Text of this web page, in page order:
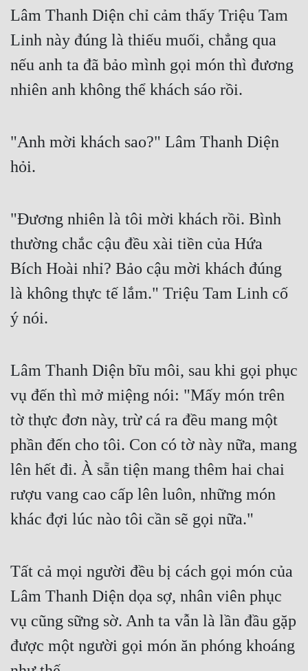
Lâm Thanh Diện chỉ cảm thấy Triệu Tam
Linh này đúng là thiếu muối, chẳng qua
nếu anh ta đã bảo mình gọi món thì đương
nhiên anh không thể khách sáo rồi.
"Anh mời khách sao?" Lâm Thanh Diện
hỏi.
"Đương nhiên là tôi mời khách rồi. Bình
thường chắc cậu đều xài tiền của Hứa
Bích Hoài nhỉ? Bảo cậu mời khách đúng
là không thực tế lắm." Triệu Tam Linh cố
ý nói.
Lâm Thanh Diện bĩu môi, sau khi gọi phục
vụ đến thì mở miệng nói: "Mấy món trên
tờ thực đơn này, trừ cá ra đều mang một
phần đến cho tôi. Con có tờ này nữa, mang
lên hết đi. À sẵn tiện mang thêm hai chai
rượu vang cao cấp lên luôn, những món
khác đợi lúc nào tôi cần sẽ gọi nữa."
Tất cả mọi người đều bị cách gọi món của
Lâm Thanh Diện dọa sợ, nhân viên phục
vụ cũng sững sờ. Anh ta vẫn là lần đầu gặp
được một người gọi món ăn phóng khoáng